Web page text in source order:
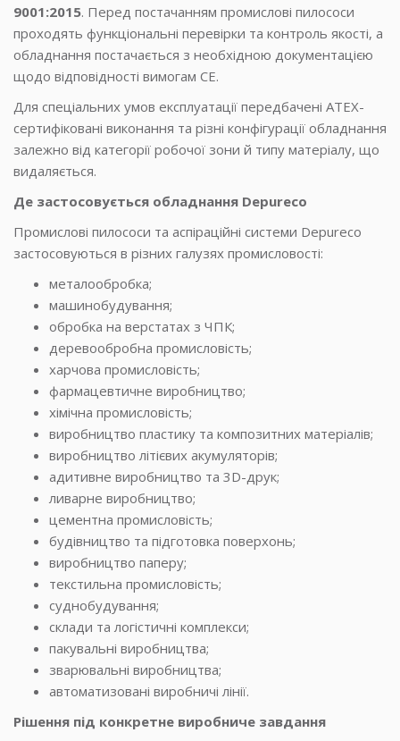
9001:2015. Перед постачанням промислові пилососи
проходять функціональні перевірки та контроль якості, а
обладнання постачається з необхідною документацією
щодо відповідності вимогам CE.
Для спеціальних умов експлуатації передбачені ATEX-
сертифіковані виконання та різні конфігурації обладнання
залежно від категорії робочої зони й типу матеріалу, що
видаляється.
Де застосовується обладнання Depureco
Промислові пилососи та аспіраційні системи Depureco
застосовуються в різних галузях промисловості:
металообробка;
машинобудування;
обробка на верстатах з ЧПК;
деревообробна промисловість;
харчова промисловість;
фармацевтичне виробництво;
хімічна промисловість;
виробництво пластику та композитних матеріалів;
виробництво літієвих акумуляторів;
адитивне виробництво та 3D-друк;
ливарне виробництво;
цементна промисловість;
будівництво та підготовка поверхонь;
виробництво паперу;
текстильна промисловість;
суднобудування;
склади та логістичні комплекси;
пакувальні виробництва;
зварювальні виробництва;
автоматизовані виробничі лінії.
Рішення під конкретне виробниче завдання